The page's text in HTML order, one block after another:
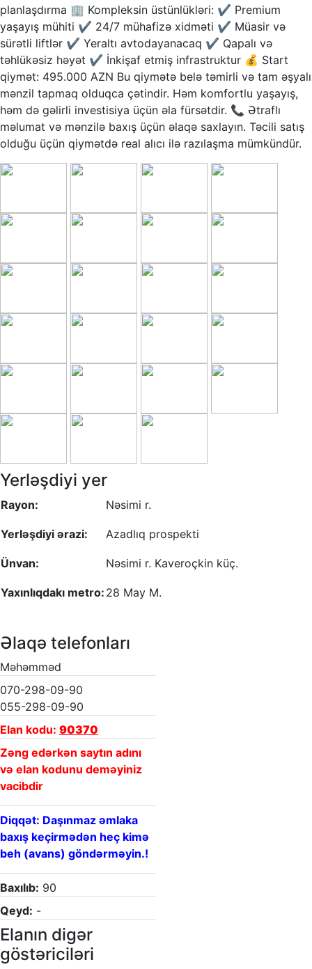
planlaşdırma 🏢 Kompleksin üstünlükləri: ✔ Premium
yaşayış mühiti ✔ 24/7 mühafizə xidməti ✔ Müasir və
sürətli liftlər ✔ Yeraltı avtodayanacaq ✔ Qapalı və
təhlükəsiz həyət ✔ İnkişaf etmiş infrastruktur 💰 Start
qiymət: 495.000 AZN Bu qiymətə belə təmirli və tam əşyalı
mənzil tapmaq olduqca çətindir. Həm komfortlu yaşayış,
həm də gəlirli investisiya üçün əla fürsətdir. 📞 Ətraflı
məlumat və mənzilə baxış üçün əlaqə saxlayın. Təcili satış
olduğu üçün qiymətdə real alıcı ilə razılaşma mümkündür.
Yerləşdiyi yer
Rayon: Nəsimi r.
Yerləşdiyi ərazi: Azadlıq prospekti
Ünvan: Nəsimi r. Kaveroçkin küç.
Yaxınlıqdakı metro: 28 May M.
Əlaqə telefonları
Məhəmməd
070-298-09-90
055-298-09-90
Elan kodu: 90370
Zəng edərkən saytın adını
və elan kodunu deməyiniz
vacibdir
Diqqət: Daşınmaz əmlaka
baxış keçirmədən heç kimə
beh (avans) göndərməyin.!
Baxılıb: 90
Qeyd: -
Elanın digər
göstəriciləri